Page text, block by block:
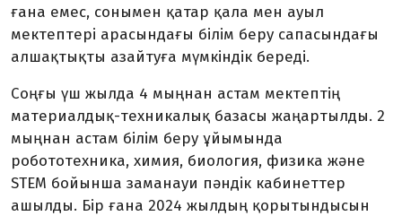
ғана емес, сонымен қатар қала мен ауыл
мектептері арасындағы білім беру сапасындағы
алшақтықты азайтуға мүмкіндік береді.
Соңғы үш жылда 4 мыңнан астам мектептің
материалдық-техникалық базасы жаңартылды. 2
мыңнан астам білім беру ұйымында
робототехника, химия, биология, физика және
STEМ бойынша заманауи пәндік кабинеттер
ашылды. Бір ғана 2024 жылдың қорытындысын